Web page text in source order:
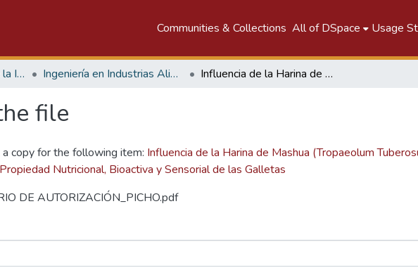
Communities & Collections All of DSpace Usage
Facultad de Ciencias de la Ingeniería Ingeniería en Industrias Alimentarias Influencia de la Harina de Mashua (Tropaeolum Tuberosum) y Subproducto de Aguaymanto (Physalis Peruviana L.) en la Propiedad Nutricional, Bioactiva y Sensorial de las Galletas
file
copy for the following item: Influencia de la Harina de Mashua (Tropaeolum
Nutricional, Bioactiva y Sensorial de las Galletas
DE AUTORIZACIÓN_PICHO.pdf